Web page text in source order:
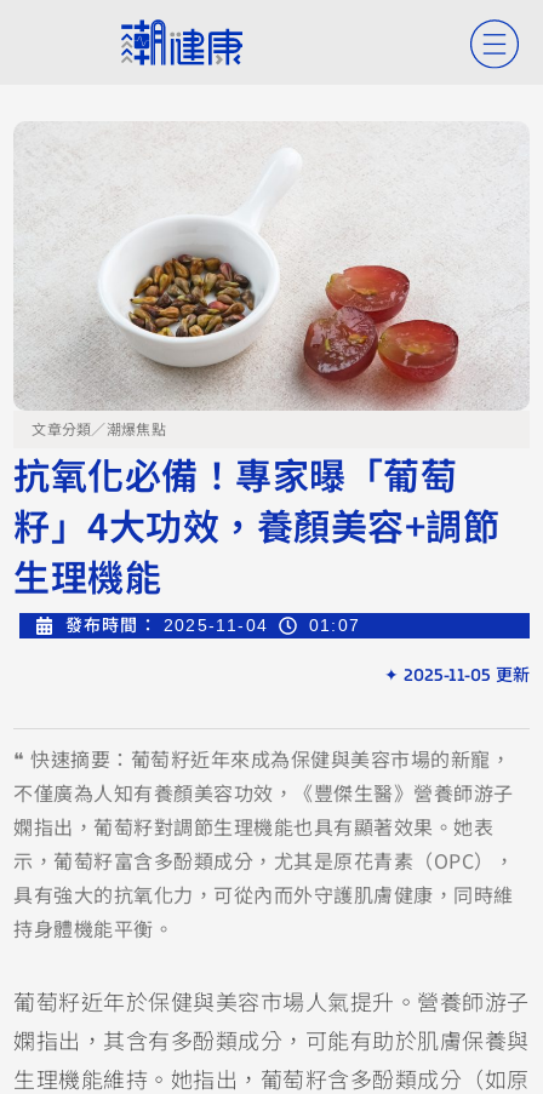
文章分類／潮爆焦點
抗氧化必備！專家曝「葡萄
籽」4大功效，養顏美容+調節
生理機能
發布時間： 2025-11-04 01:07
✦ 2025-11-05 更新
❝ 快速摘要：葡萄籽近年來成為保健與美容市場的新寵，
不僅廣為人知有養顏美容功效，《豐傑生醫》營養師游子
嫻指出，葡萄籽對調節生理機能也具有顯著效果。她表
示，葡萄籽富含多酚類成分，尤其是原花青素（OPC），
具有強大的抗氧化力，可從內而外守護肌膚健康，同時維
持身體機能平衡。
葡萄籽近年於保健與美容市場人氣提升。營養師游子
嫻指出，其含有多酚類成分，可能有助於肌膚保養與
生理機能維持。她指出，葡萄籽含多酚類成分（如原